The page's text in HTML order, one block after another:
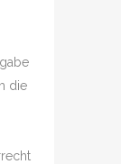
die